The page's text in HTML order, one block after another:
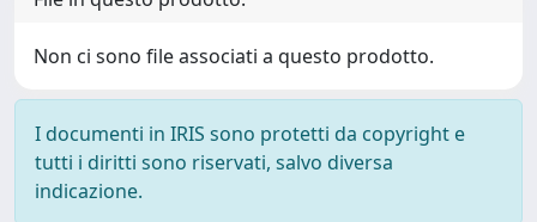
Non ci sono file associati a questo prodotto.
I documenti in IRIS sono protetti da copyright e
tutti i diritti sono riservati, salvo diversa
indicazione.